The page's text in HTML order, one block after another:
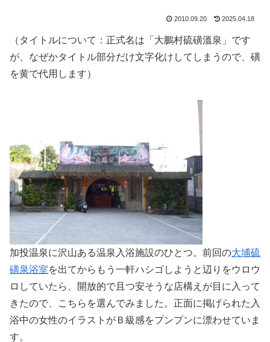
2010.09.20 2025.04.18
（タイトルについて：正式名は「大鵬村硫磺溫泉」です
が、なぜかタイトル部分だけ文字化けしてしまうので、磺
を黄で代用します）
加投温泉に沢山ある温泉入浴施設のひとつ。前回の大埔硫
磺泉浴室を出てからもう一軒ハシゴしようと辺りをウロウ
ロしていたら、開放的で且つ安そうな店構えが目に入って
きたので、こちらを選んでみました。正面に掲げられた入
浴中の女性のイラストがＢ級感をプンプンに漂わせていま
す。